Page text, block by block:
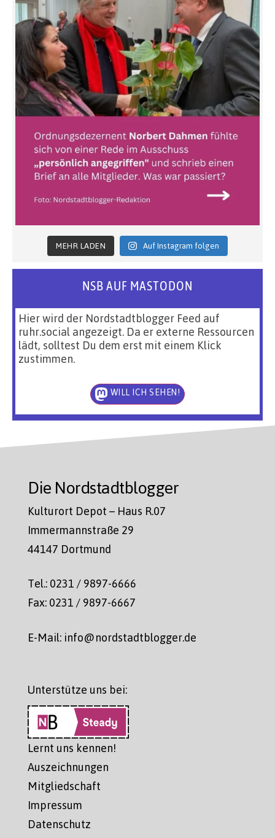
MEHR LADEN Auf Instagram folgen
NSB AUF MASTODON
Hier wird der Nordstadtblogger Feed auf
ruhr.social angezeigt. Da er externe Ressourcen
lädt, solltest Du dem erst mit einem Klick
zustimmen.
WILL ICH SEHEN!
Die Nordstadtblogger
Kulturort Depot – Haus R.07
Immermannstraße 29
44147 Dortmund
Tel.: 0231 / 9897-6666
Fax: 0231 / 9897-6667
E-Mail: info@nordstadtblogger.de
Unterstütze uns bei:
Lernt uns kennen!
Auszeichnungen
Mitgliedschaft
Impressum
Datenschutz